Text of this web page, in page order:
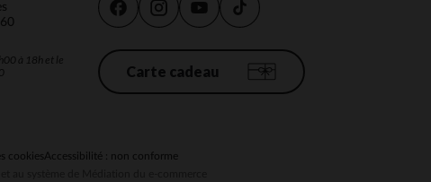
à 18h et le
Carte cadeau
cookiesAccessibilité : non conforme